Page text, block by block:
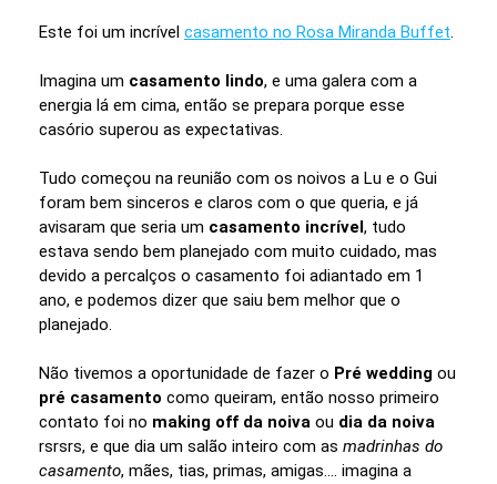
Este foi um incrível casamento no Rosa Miranda Buffet.
Imagina um casamento lindo, e uma galera com a
energia lá em cima, então se prepara porque esse
casório superou as expectativas.
Tudo começou na reunião com os noivos a Lu e o Gui
foram bem sinceros e claros com o que queria, e já
avisaram que seria um casamento incrível, tudo
estava sendo bem planejado com muito cuidado, mas
devido a percalços o casamento foi adiantado em 1
ano, e podemos dizer que saiu bem melhor que o
planejado.
Não tivemos a oportunidade de fazer o Pré wedding ou
pré casamento como queiram, então nosso primeiro
contato foi no making off da noiva ou dia da noiva
rsrsrs, e que dia um salão inteiro com as madrinhas do
casamento, mães, tias, primas, amigas.... imagina a